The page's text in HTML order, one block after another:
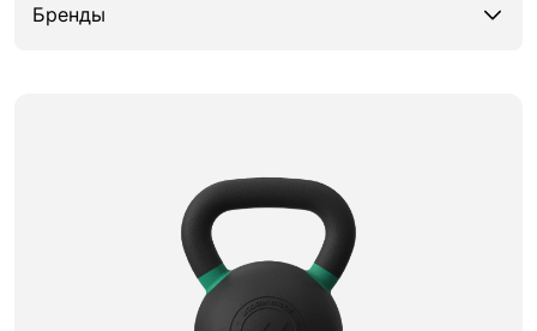
Бренды